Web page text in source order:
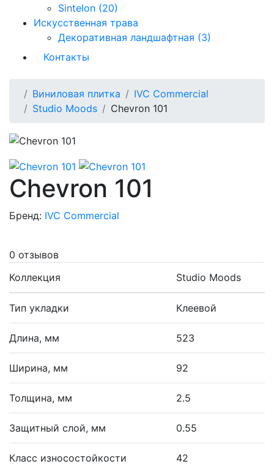
Sintelon (20)
Искусственная трава
Декоративная ландшафтная (3)
Контакты
Виниловая плитка
IVC Commercial
Studio Moods
Chevron 101
Chevron 101
Бренд: IVC Commercial
0 отзывов
Коллекция
Studio Moods
Тип укладки Клеевой
Длина, мм 523
Ширина, мм 92
Толщина, мм 2.5
Защитный слой, мм 0.55
Класс износостойкости 42